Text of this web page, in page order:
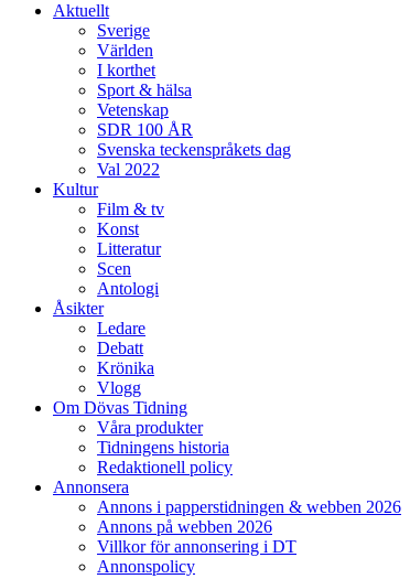
Aktuellt
Sverige
Världen
I korthet
Sport & hälsa
Vetenskap
SDR 100 ÅR
Svenska teckenspråkets dag
Val 2022
Kultur
Film & tv
Konst
Litteratur
Scen
Antologi
Åsikter
Ledare
Debatt
Krönika
Vlogg
Om Dövas Tidning
Våra produkter
Tidningens historia
Redaktionell policy
Annonsera
Annons i papperstidningen & webben 2026
Annons på webben 2026
Villkor för annonsering i DT
Annonspolicy